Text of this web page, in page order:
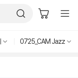
0725_CAM Jazz